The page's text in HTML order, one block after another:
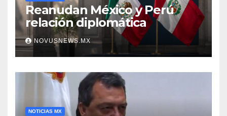
Reanudan México y Perú
relación diplomática
NOVUSNEWS.MX
NOTICIAS MX